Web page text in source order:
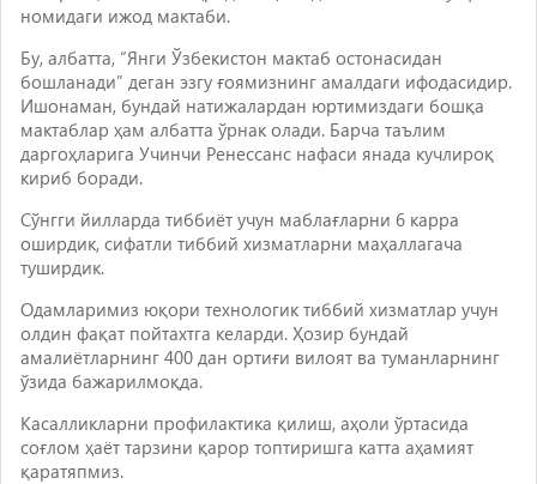
номидаги ижод мактаби.
Бу, албатта, “Янги Ўзбекистон мактаб остонасидан
бошланади” деган эзгу ғоямизнинг амалдаги ифодасидир.
Ишонаман, бундай натижалардан юртимиздаги бошқа
мактаблар ҳам албатта ўрнак олади. Барча таълим
даргоҳларига Учинчи Ренессанс нафаси янада кучлироқ
кириб боради.
Сўнгги йилларда тиббиёт учун маблағларни 6 карра
оширдик, сифатли тиббий хизматларни маҳаллагача
туширдик.
Одамларимиз юқори технологик тиббий хизматлар учун
олдин фақат пойтахтга келарди. Ҳозир бундай
амалиётларнинг 400 дан ортиғи вилоят ва туманларнинг
ўзида бажарилмоқда.
Касалликларни профилактика қилиш, аҳоли ўртасида
соғлом ҳаёт тарзини қарор топтиришга катта аҳамият
қаратяпмиз.